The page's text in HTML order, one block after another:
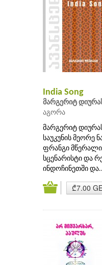
India Song
მარგერიტ
აგორა
მარგერიტ
საუკუნის მეორე
ფრანგი
სცენარისტი და
ინდოჩინეთში
₾7.00